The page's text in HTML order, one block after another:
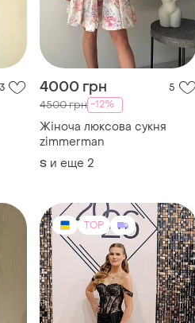
zimmеrmаn
и еще 2
TOP
5500 грн 1